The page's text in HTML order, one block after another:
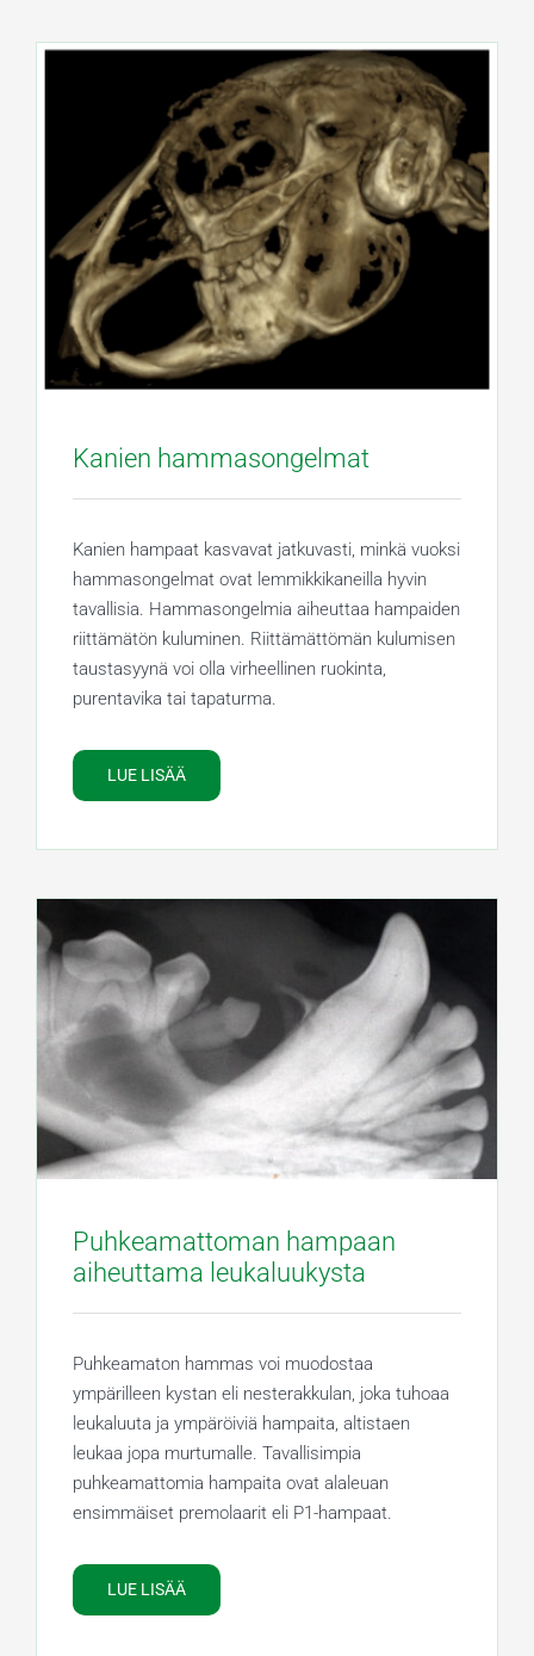
Kanien hammasongelmat
Kanien hampaat kasvavat jatkuvasti, minkä vuoksi
hammasongelmat ovat lemmikkikaneilla hyvin
tavallisia. Hammasongelmia aiheuttaa hampaiden
riittämätön kuluminen. Riittämättömän kulumisen
taustasyynä voi olla virheellinen ruokinta,
purentavika tai tapaturma.
LUE LISÄÄ
Puhkeamattoman hampaan
aiheuttama leukaluukysta
Puhkeamaton hammas voi muodostaa
ympärilleen kystan eli nesterakkulan, joka tuhoaa
leukaluuta ja ympäröiviä hampaita, altistaen
leukaa jopa murtumalle. Tavallisimpia
puhkeamattomia hampaita ovat alaleuan
ensimmäiset premolaarit eli P1-hampaat.
LUE LISÄÄ